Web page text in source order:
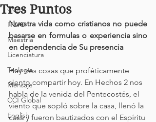
CCIU
ITLVC
Maestría
Licenciatura
Teología
Mensaje
CCI Global
English
Tres Puntos
Nuestra vida como cristianos no puede
basarse en formulas o experiencia sino
en dependencia de Su presencia
Hay tres cosas que proféticamente
siento compartir hoy. En Hechos 2 nos
habla de la venida del Pentecostés, el
viento que sopló sobre la casa, llenó la
casa y fueron bautizados con el Espíritu